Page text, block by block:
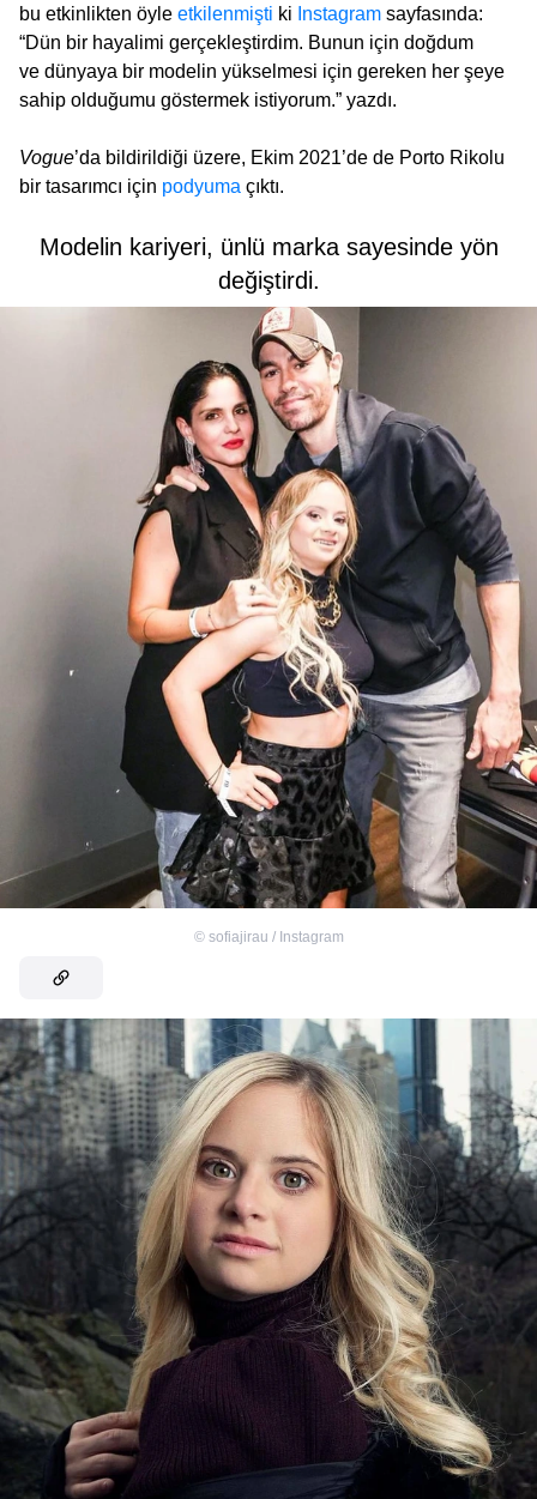
bu etkinlikten öyle etkilenmişti ki Instagram sayfasında:
“Dün bir hayalimi gerçekleştirdim. Bunun için doğdum
ve dünyaya bir modelin yükselmesi için gereken her şeye
sahip olduğumu göstermek istiyorum.” yazdı.
Vogue’da bildirildiği üzere, Ekim 2021’de de Porto Rikolu
bir tasarımcı için podyuma çıktı.
Modelin kariyeri, ünlü marka sayesinde yön
değiştirdi.
© sofiajirau / Instagram